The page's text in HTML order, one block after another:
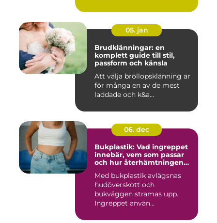
05. jan
Brudklänningar: en
komplett guide till stil,
passform och känsla
Att välja bröllopsklänning är
för många en av de mest
laddade och k&a...
06. dec
Bukplastik: Vad ingreppet
innebär, vem som passar
och hur återhämtningen
Med bukplastik avlägsnas
hudöverskott och
bukväggen stramas upp.
Ingreppet använ...